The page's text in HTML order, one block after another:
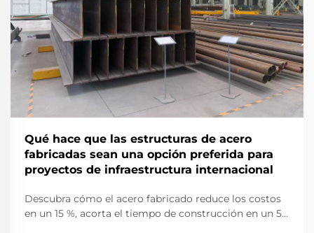
Qué hace que las estructuras de acero
fabricadas sean una opción preferida para
proyectos de infraestructura internacional
Descubra cómo el acero fabricado reduce los costos
en un 15 %, acorta el tiempo de construcción en un 50